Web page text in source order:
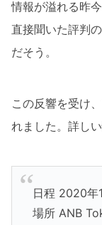
情報が溢れる昨
直接聞いた評判
だそう。
この反響を受け
れました。詳し
日程 2020年
場所 ANB